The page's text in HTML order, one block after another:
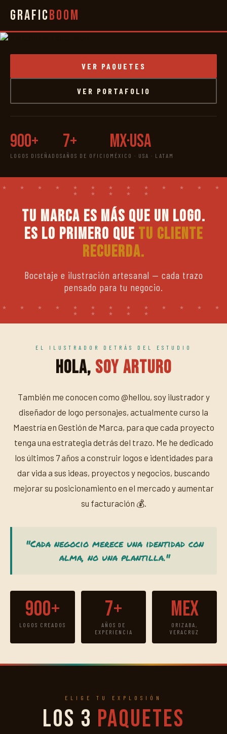
GraficBoom
VER PAQUETES
VER PORTAFOLIO
900+
LOGOS DISEÑADOS
7+
AÑOS DE OFICIO
MX·USA
MÉXICO · USA · LATAM
Tu marca es más que un logo.
Es lo primero que tu cliente
recuerda.
Bocetaje e ilustración artesanal — cada trazo
pensado para tu negocio.
EL ILUSTRADOR DETRÁS DEL ESTUDIO
Hola, soy Arturo
También me conocen como @hellou, soy ilustrador y
diseñador de logo personajes, actualmente curso la
Maestría en Gestión de Marca, para que cada proyecto
tenga una estrategia detrás del trazo. Me he dedicado
los últimos 7 años a construir logos e identidades para
dar vida a sus ideas, proyectos y negocios, buscando
mejorar su posicionamiento en el mercado y aumentar
su facturación 💰.
"Cada negocio merece una identidad con
alma, no una plantilla."
900+
LOGOS CREADOS
7+
AÑOS DE
EXPERIENCIA
Mex
ORIZABA,
VERACRUZ
ELIGE TU EXPLOSIÓN
Los 3 Paquetes